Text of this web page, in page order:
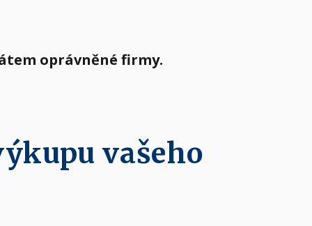
oprávněné firmy.
vašeho